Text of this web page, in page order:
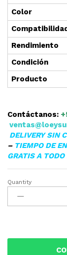
Color
Rendimiento
Condición
Producto
Contáctanos:
DELIVERY SIN
– TIEMPO DE
GRATIS A TODO
TONER
LEXMARK
70C8HC0
Quantity